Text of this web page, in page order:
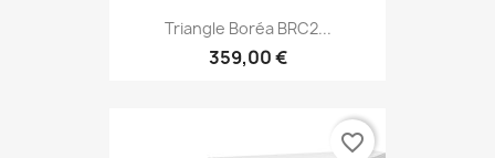
Triangle Boréa BRC2...
359,00 €
favorite_border